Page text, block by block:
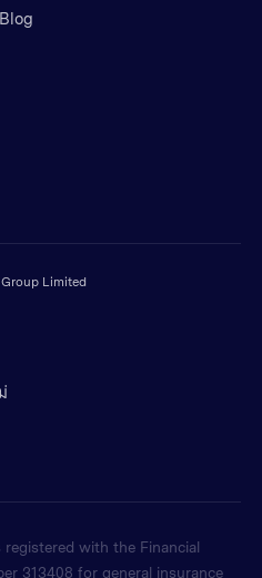
Blog
Limited
with the Financial
313408 for general insurance